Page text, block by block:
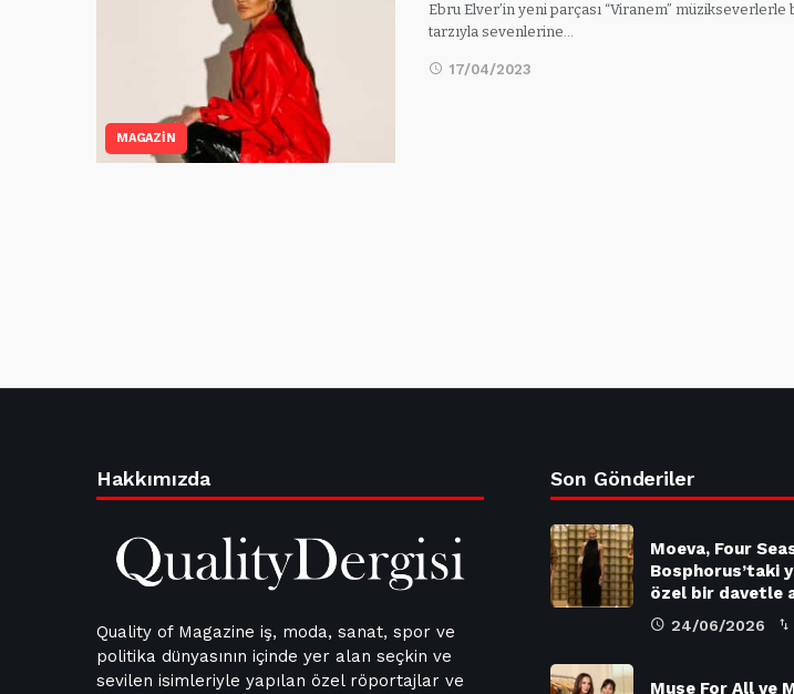
MAGAZİN
Ebru Elver’in yeni parçası “Viranem” müzikseverlerle
tarzıyla sevenlerine…
17/04/2023
Hakkımızda
Quality of Magazine iş, moda, sanat, spor ve
politika dünyasının içinde yer alan seçkin ve
sevilen isimleriyle yapılan özel röportajlar ve
Son Gönderiler
Moeva, Four
Bosphorus’taki
özel bir davetle
24/06/2026
Muse For All ve